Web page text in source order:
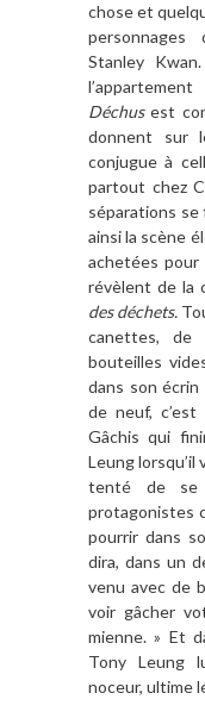
chose et
Stanley
Déchusest
donnent sur
conjugue à
partout chez
séparations
ainsi la scène
achetées pour
révèlent de la
des déchets.
canettes,
bouteilles
dans son
de neuf,
Gâchis qui
Leung lorsqu’il
tenté de se
protagonistes
pourrir dans
dira, dans un
venu avec de
voir gâcher
mienne. » Et
Tony Leung
noceur, ultime